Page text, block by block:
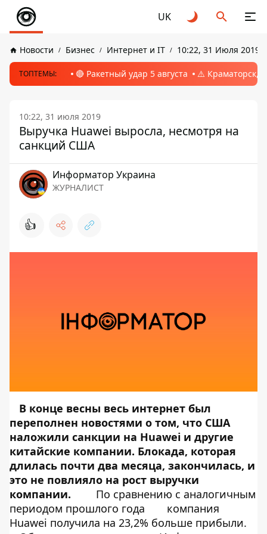
UK
Новости Бизнес Интернет и IT 10:22, 31 Июля 2019
ТОПТЕМЫ: 🔴 Ракетный удар 5 августа ⚠️ Краматорск,
10:22, 31 июля 2019
Выручка Huawei выросла, несмотря на
санкций США
Информатор Украина
ЖУРНАЛИСТ
👍
В конце весны весь интернет был
переполнен новостями о том, что США
наложили санкции на Huawei и другие
китайские компании. Блокада, которая
длилась почти два месяца, закончилась, и
это не повлияло на рост выручки
компании.
По сравнению с аналогичным
периодом прошлого года
компания
Huawei получила на 23,2% больше прибыли.